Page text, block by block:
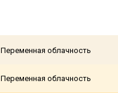
Переменная облачность
Переменная облачность